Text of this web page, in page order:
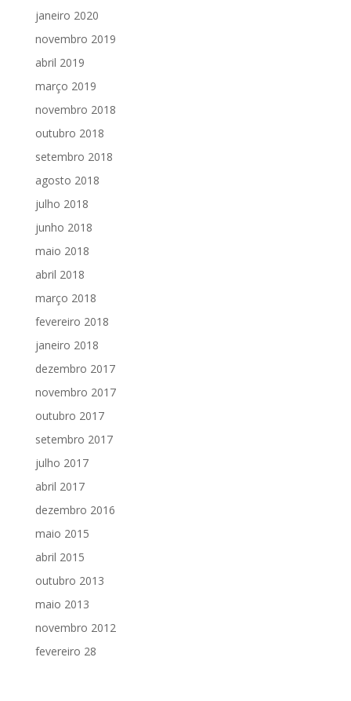
janeiro 2020
novembro 2019
abril 2019
março 2019
novembro 2018
outubro 2018
setembro 2018
agosto 2018
julho 2018
junho 2018
maio 2018
abril 2018
março 2018
fevereiro 2018
janeiro 2018
dezembro 2017
novembro 2017
outubro 2017
setembro 2017
julho 2017
abril 2017
dezembro 2016
maio 2015
abril 2015
outubro 2013
maio 2013
novembro 2012
fevereiro 28